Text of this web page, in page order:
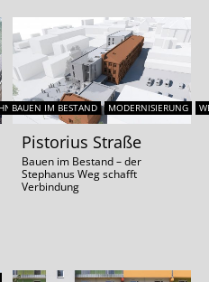
BAUEN IM BESTAND MODERNISIERUNG
Pistorius Straße
Bauen im Bestand – der
Stephanus Weg schafft
Verbindung